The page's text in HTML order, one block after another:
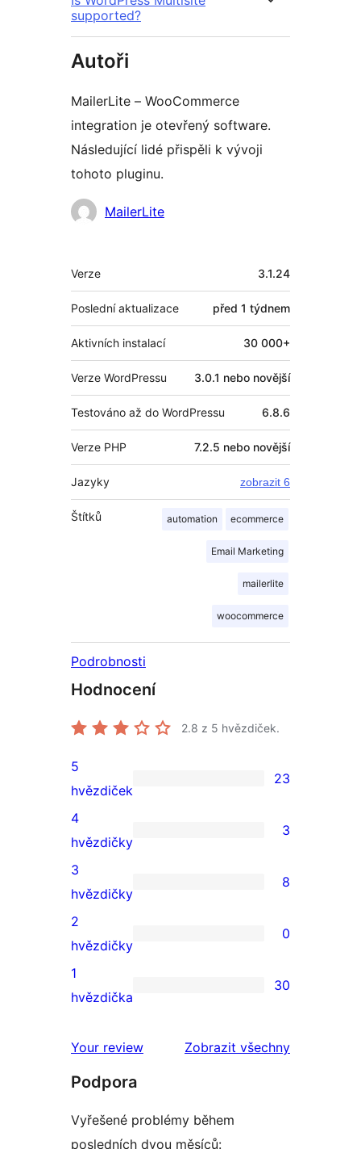
supported?
Autoři
MailerLite – WooCommerce
integration je otevřený software.
Následující lidé přispěli k vývoji
tohoto pluginu.
Spolupracovníci
MailerLite
Meta
Verze 3.1.24
Poslední aktualizace před 1 týdnem
Aktivních instalací 30 000+
Verze WordPressu 3.0.1 nebo novější
Testováno až do WordPressu 6.8.6
Verze PHP 7.2.5 nebo novější
Jazyky zobrazit 6
Štítků automation ecommerce
Email Marketing
mailerlite
woocommerce
Podrobnosti
Hodnocení
2.8 z 5 hvězdiček.
23
5hvězdičkové
hodnocení
5
hvězdiček
23
3
4hvězdičkové
hodnocení
4
hvězdičky
3
8
3hvězdičkové
hodnocení
3
hvězdičky
8
0
2hvězdičkové
hodnocení
2
hvězdičky
0
30
hodnocení
1
hvězdička
30
Your review
Zobrazit všechny
Podpora
Vyřešené problémy během
posledních dvou měsíců: